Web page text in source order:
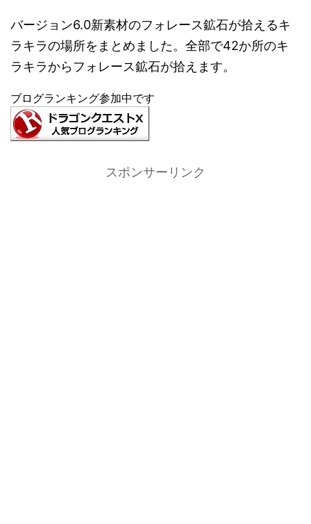
バージョン6.0新素材のフォレース鉱石が拾えるキ
ラキラの場所をまとめました。全部で42か所のキ
ラキラからフォレース鉱石が拾えます。
ブログランキング参加中です
スポンサーリンク